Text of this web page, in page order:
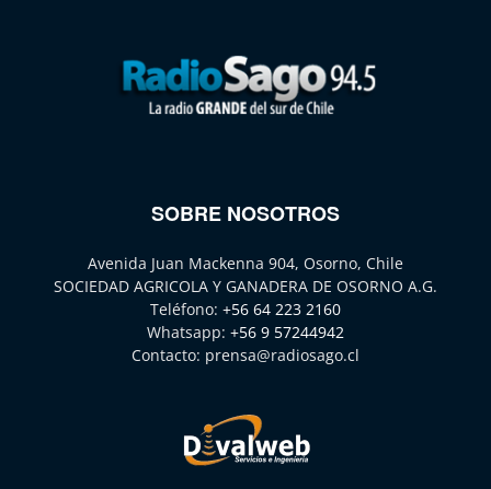
SOBRE NOSOTROS
Avenida Juan Mackenna 904, Osorno, Chile
SOCIEDAD AGRICOLA Y GANADERA DE OSORNO A.G.
Teléfono: +56 64 223 2160
Whatsapp: +56 9 57244942
Contacto: prensa@radiosago.cl